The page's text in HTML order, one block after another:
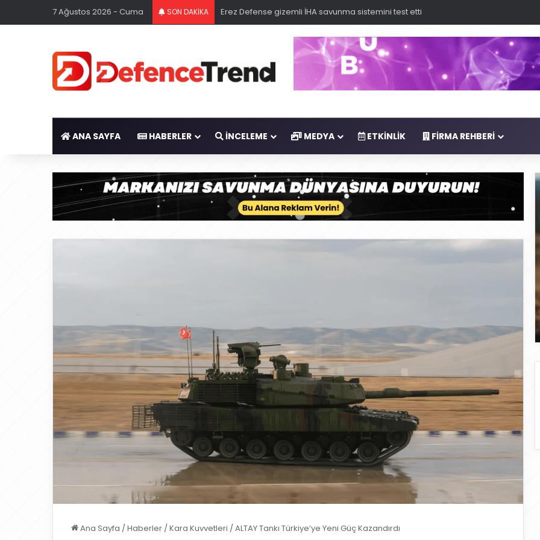
7 Ağustos 2026 - Cuma SON DAKİKA Erez Defense gizemli İHA savunma sistemini test etti
ANA SAYFA HABERLER İNCELEME MEDYA ETKINLIK FIRMA REHBERI
Ana Sayfa /Haberler /Kara Kuvvetleri /ALTAY Tankı Türkiye’ye Yeni Güç Kazandırdı